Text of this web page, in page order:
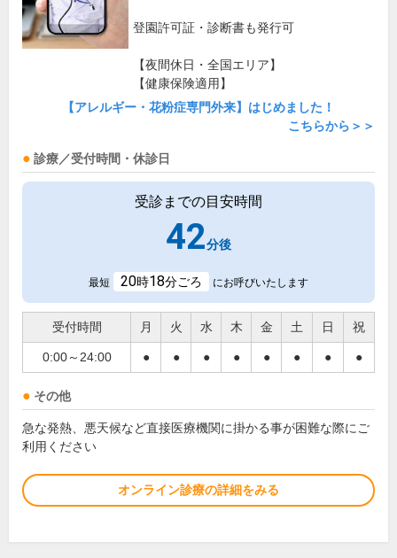
登園許可証・診断書も発行可
【夜間休日・全国エリア】
【健康保険適用】
【アレルギー・花粉症専門外来】はじめました！
こちらから＞＞
診療／受付時間・休診日
受診までの目安時間
42分後
最短 20時18分ごろ にお呼びいたします
受付時間 月 火 水 木 金 土 日 祝
0:00～24:00 ● ● ● ● ● ● ● ●
その他
急な発熱、悪天候など直接医療機関に掛かる事が困難な際にご
利用ください
オンライン診療の詳細をみる